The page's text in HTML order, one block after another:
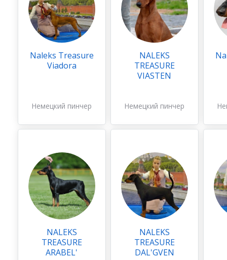
Naleks Treasure
Viadora
Немецкий пинчер
NALEKS
TREASURE
VIASTEN
Немецкий пинчер
NALEKS
TREASURE
ARABEL'
NALEKS
TREASURE
DAL'GVEN